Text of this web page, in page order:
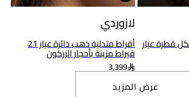
قطرة عيار
لازوردي
أقراط متدلية ذهب دائرة عيار 21
قيراط مزينة بأحجار الزركون
3,399
عرض المزيد